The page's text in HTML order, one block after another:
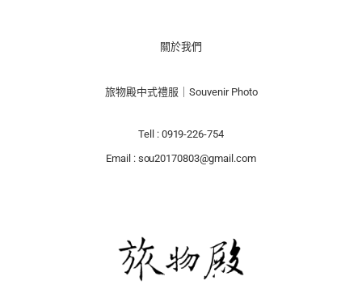
關於我們
旅物殿中式禮服｜Souvenir Photo
Tell : 0919-226-754
Email : sou20170803@gmail.com